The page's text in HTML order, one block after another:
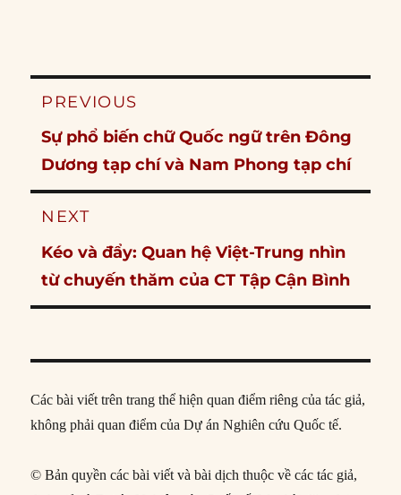
Post
PREVIOUS
Previous
post:
Sự phổ biến chữ Quốc ngữ trên Đông
Dương tạp chí và Nam Phong tạp chí
NEXT
Next
post:
Kéo và đẩy: Quan hệ Việt-Trung nhìn
từ chuyến thăm của CT Tập Cận Bình
Các bài viết trên trang thể hiện quan điểm riêng của tác giả,
không phải quan điểm của Dự án Nghiên cứu Quốc tế.
© Bản quyền các bài viết và bài dịch thuộc về các tác giả,